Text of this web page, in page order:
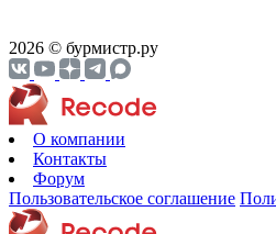
2026 © бурмистр.ру
О компании
Контакты
Форум
Пользовательское соглашение